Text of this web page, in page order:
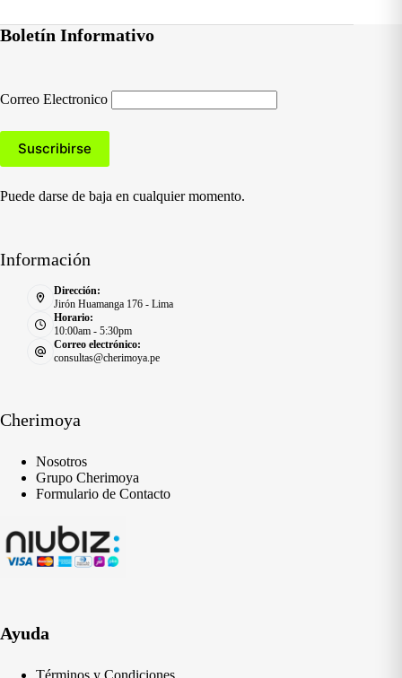
Boletín Informativo
Correo Electronico
Puede darse de baja en cualquier momento.
Información
Dirección:
Jirón Huamanga 176 - Lima
Horario:
10:00am - 5:30pm
Correo electrónico:
consultas@cherimoya.pe
Cherimoya
Nosotros
Grupo Cherimoya
Formulario de Contacto
Ayuda
Términos y Condiciones